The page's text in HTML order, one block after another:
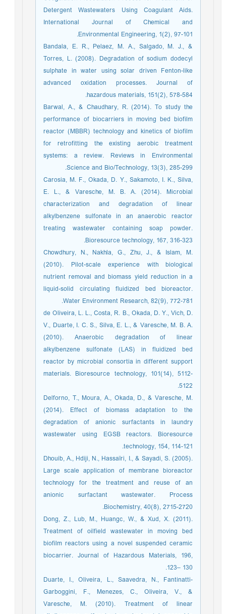
Detergent Wastewaters Using Coagulant Aids.
International Journal of Chemical and
Environmental Engineering, 1(2), 97-101.
Bandala, E. R., Pelaez, M. A., Salgado, M. J., &
Torres, L. (2008). Degradation of sodium dodecyl
sulphate in water using solar driven Fenton-like
advanced oxidation processes. Journal of
hazardous materials, 151(2), 578-584.
Barwal, A., & Chaudhary, R. (2014). To study the
performance of biocarriers in moving bed biofilm
reactor (MBBR) technology and kinetics of biofilm
for retrofitting the existing aerobic treatment
systems: a review. Reviews in Environmental
Science and Bio/Technology, 13(3), 285-299.
Carosia, M. F., Okada, D. Y., Sakamoto, I. K., Silva,
E. L., & Varesche, M. B. A. (2014). Microbial
characterization and degradation of linear
alkylbenzene sulfonate in an anaerobic reactor
treating wastewater containing soap powder.
Bioresource technology, 167, 316-323.
Chowdhury, N., Nakhla, G., Zhu, J., & Islam, M.
(2010). Pilot-scale experience with biological
nutrient removal and biomass yield reduction in a
liquid-solid circulating fluidized bed bioreactor.
Water Environment Research, 82(9), 772-781.
de Oliveira, L. L., Costa, R. B., Okada, D. Y., Vich, D.
V., Duarte, I. C. S., Silva, E. L., & Varesche, M. B. A.
(2010). Anaerobic degradation of linear
alkylbenzene sulfonate (LAS) in fluidized bed
reactor by microbial consortia in different support
materials. Bioresource technology, 101(14), 5112-
5122.
Delforno, T., Moura, A., Okada, D., & Varesche, M.
(2014). Effect of biomass adaptation to the
degradation of anionic surfactants in laundry
wastewater using EGSB reactors. Bioresource
technology, 154, 114-121.
Dhouib, A., Hdiji, N., Hassaïri, I., & Sayadi, S. (2005).
Large scale application of membrane bioreactor
technology for the treatment and reuse of an
anionic surfactant wastewater. Process
Biochemistry, 40(8), 2715-2720.
Dong, Z., Lub, M., Huangc, W., & Xud, X. (2011).
Treatment of oilfield wastewater in moving bed
biofilm reactors using a novel suspended ceramic
biocarrier. Journal of Hazardous Materials, 196,
123– 130.
Duarte, I., Oliveira, L., Saavedra, N., Fantinatti-
Garboggini, F., Menezes, C., Oliveira, V., &
Varesche, M. (2010). Treatment of linear